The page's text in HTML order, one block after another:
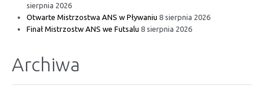
sierpnia 2026
Otwarte Mistrzostwa ANS w Pływaniu 8 sierpnia 2026
Finał Mistrzostw ANS we Futsalu 8 sierpnia 2026
Archiwa